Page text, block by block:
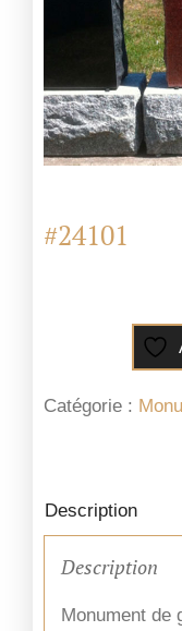
#24101
Catégorie :
Description
Description
Monument de